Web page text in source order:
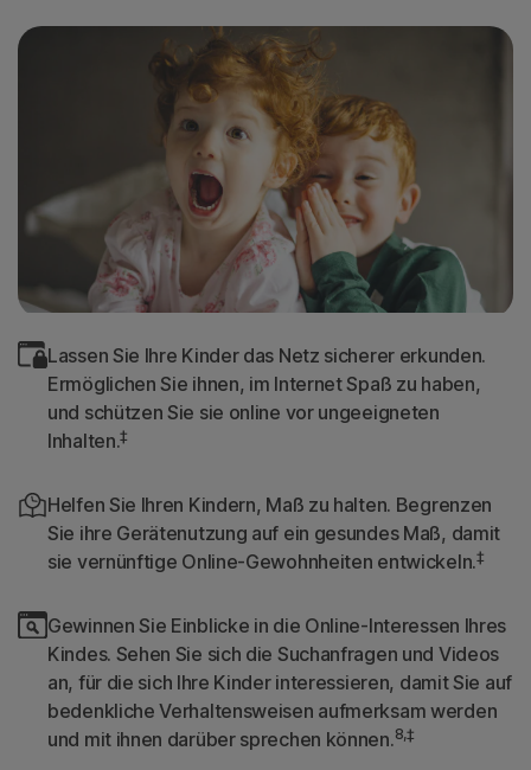
Lassen Sie Ihre Kinder das Netz sicherer erkunden.
Ermöglichen Sie ihnen, im Internet Spaß zu haben,
und schützen Sie sie online vor ungeeigneten
Inhalten.‡
Helfen Sie Ihren Kindern, Maß zu halten. Begrenzen
Sie ihre Gerätenutzung auf ein gesundes Maß, damit
sie vernünftige Online-Gewohnheiten entwickeln.‡
Gewinnen Sie Einblicke in die Online-Interessen Ihres
Kindes. Sehen Sie sich die Suchanfragen und Videos
an, für die sich Ihre Kinder interessieren, damit Sie auf
bedenkliche Verhaltensweisen aufmerksam werden
und mit ihnen darüber sprechen können.8,‡